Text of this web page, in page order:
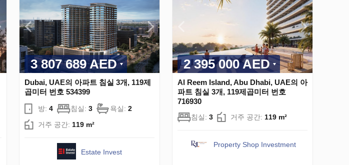
3 807 689 AED
Dubai, UAE의 아파트 침실 3개, 119제
곱미터 번호 534399
방: 4 침실: 3 욕실: 2
거주 공간: 119 m²
Estate Invest
2 395 000 AED
Al Reem Island, Abu Dhabi, UAE의 아
파트 침실 3개, 119제곱미터 번호
716930
침실: 3 거주 공간: 119 m²
Property Shop Investment